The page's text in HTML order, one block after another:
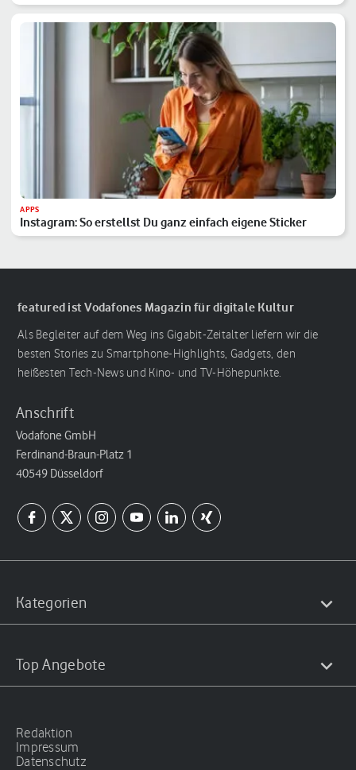
APPS
Instagram: So erstellst Du ganz einfach eigene Sticker
featured ist Vodafones Magazin für digitale Kultur
Als Begleiter auf dem Weg ins Gigabit-Zeitalter liefern wir die
besten Stories zu Smartphone-Highlights, Gadgets, den
heißesten Tech-News und Kino- und TV-Höhepunkte.
Anschrift
Vodafone GmbH
Ferdinand-Braun-Platz 1
40549 Düsseldorf
Kategorien
Top Angebote
Redaktion
Impressum
Datenschutz